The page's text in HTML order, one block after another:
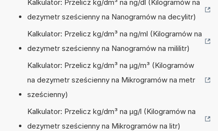
Kalkulator: Przelicz kg/dm³ na ng/dl (Kilogramów na
dezymetr sześcienny na Nanogramów na decylitr)
Kalkulator: Przelicz kg/dm³ na ng/ml (Kilogramów na
dezymetr sześcienny na Nanogramów na mililitr)
Kalkulator: Przelicz kg/dm³ na µg/m³ (Kilogramów
na dezymetr sześcienny na Mikrogramów na metr
sześcienny)
Kalkulator: Przelicz kg/dm³ na µg/l (Kilogramów na
dezymetr sześcienny na Mikrogramów na litr)